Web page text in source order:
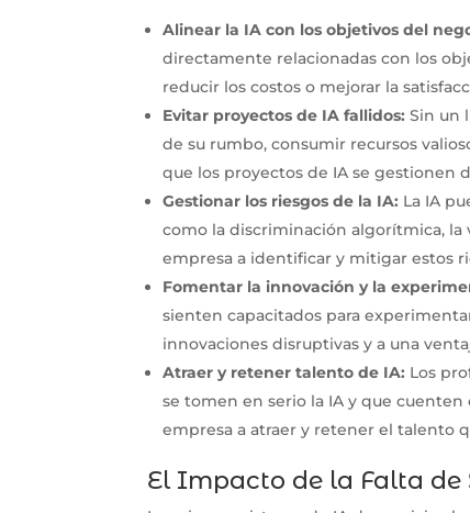
Alinear la IA con los objetivos del
directamente relacionadas con los
reducir los costos o mejorar la
Evitar proyectos de IA fallidos: Sin un
de su rumbo, consumir recursos
que los proyectos de IA se gestionen
Gestionar los riesgos de la IA: La IA
como la discriminación algorítmica, la
empresa a identificar y mitigar estos
Fomentar la innovación y la
sienten capacitados para
innovaciones disruptivas y a una
Atraer y retener talento de IA: Los
se tomen en serio la IA y que
empresa a atraer y retener el talento
El Impacto de la Falta de